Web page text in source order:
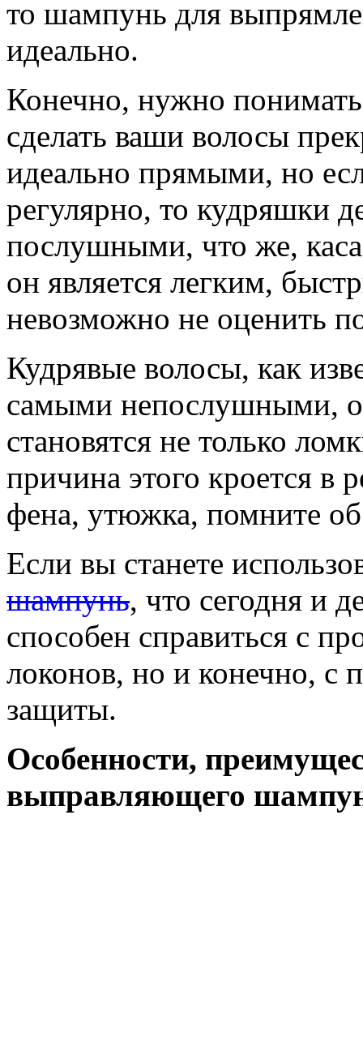
то шампунь для
идеально.
Конечно, нужно
сделать ваши волосы
идеально прямыми, но
регулярно, то кудряшки
послушными, что же,
он является легким,
невозможно не оценить
Кудрявые волосы, как
самыми непослушными,
становятся не только
причина этого кроется в
фена, утюжка, помните
Если вы станете
шампунь, что сегодня и
способен справиться с
локонов, но и конечно, с
защиты.
Особенности,
выправляющего